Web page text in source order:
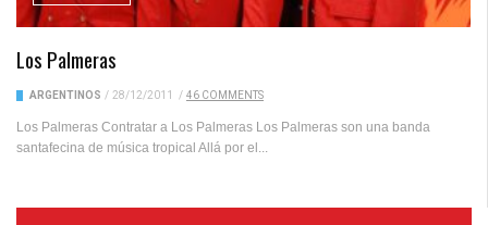
Los Palmeras
ARGENTINOS / 28/12/2011 / 46 COMMENTS
Los Palmeras Contratar a Los Palmeras Los Palmeras son una banda
santafecina de música tropical Allá por el...